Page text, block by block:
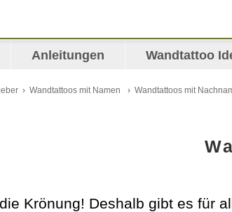
Anleitungen Wandtattoo
Wandtattoos mit Namen Wandtattoos mit
Krönung! Deshalb gibt es für